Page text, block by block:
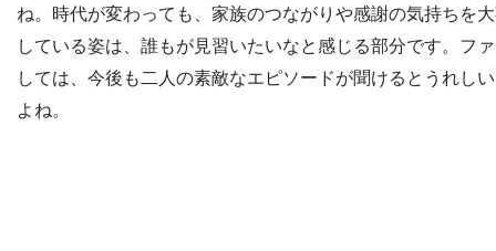
ね。時代が変わっても、家族のつながりや感謝の気持ちを
している姿は、誰もが見習いたいなと感じる部分です。フ
しては、今後も二人の素敵なエピソードが聞けるとうれし
よね。